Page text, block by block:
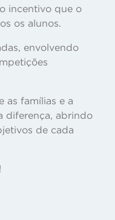
incentivo que o
os alunos.
envolvendo
as famílias e a
diferença, abrindo
de cada